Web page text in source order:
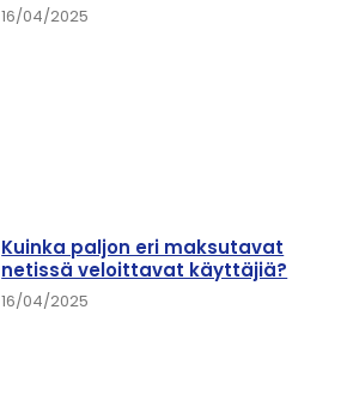
16/04/2025
Kuinka paljon eri maksutavat
netissä veloittavat käyttäjiä?
16/04/2025